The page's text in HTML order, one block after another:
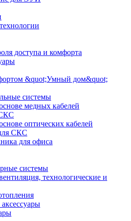
доступа и комфорта
&quot;Умный дом&quot;
системы
медных кабелей
оптических кабелей
СКС
для офиса
системы
технологические и